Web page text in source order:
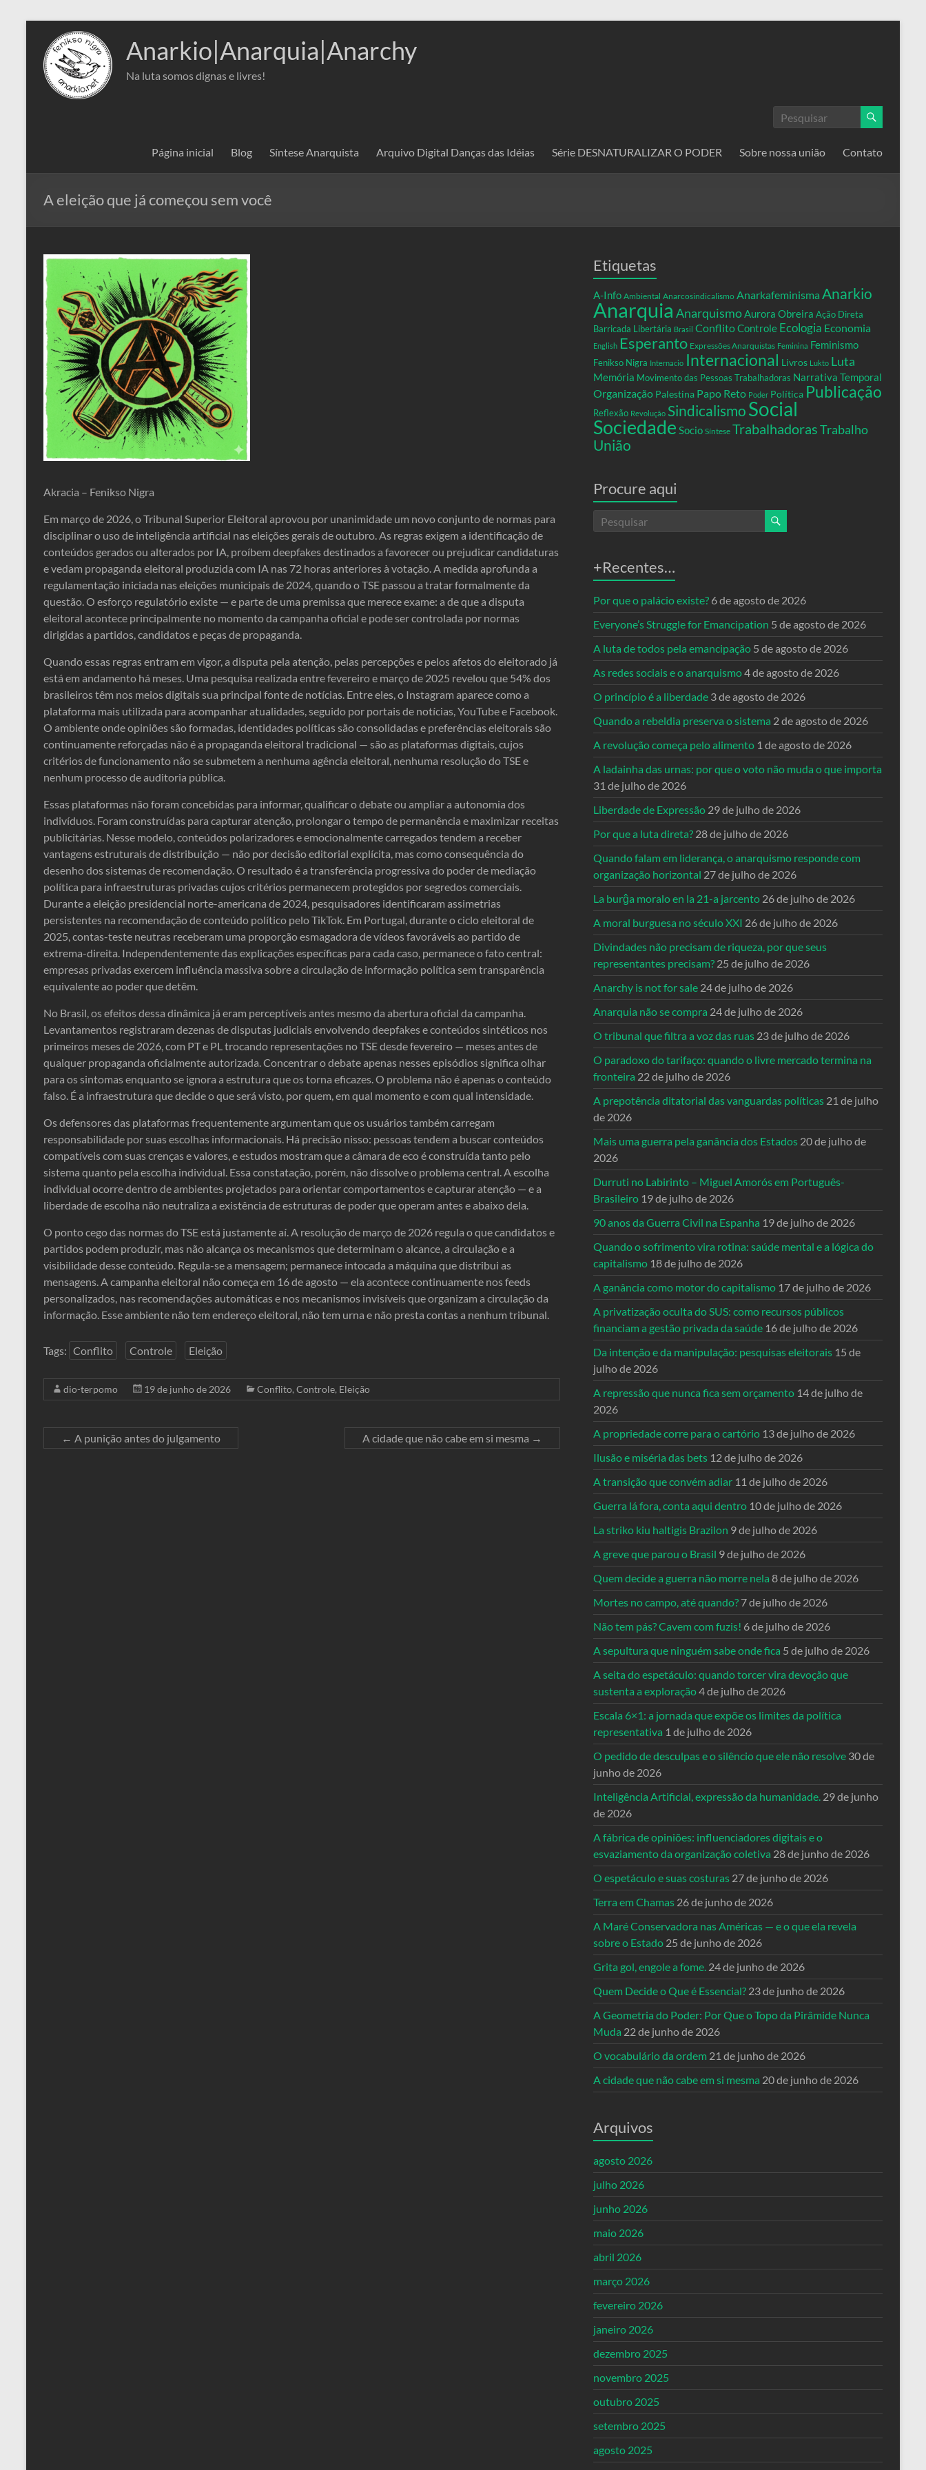
conteúdo
Anarkio|Anarquia|Anarchy
Na luta somos dignas e livres!
Página inicial Blog Síntese Anarquista Arquivo Digital Danças das Idéias Série DESNATURALIZAR O PODER Sobre nossa união Contato
A eleição que já começou sem você
Akracia – Fenikso Nigra
Em março de 2026, o Tribunal Superior Eleitoral aprovou por unanimidade um novo conjunto de normas para
disciplinar o uso de inteligência artificial nas eleições gerais de outubro. As regras exigem a identificação de
conteúdos gerados ou alterados por IA, proíbem deepfakes destinados a favorecer ou prejudicar candidaturas
e vedam propaganda eleitoral produzida com IA nas 72 horas anteriores à votação. A medida aprofunda a
regulamentação iniciada nas eleições municipais de 2024, quando o TSE passou a tratar formalmente da
questão. O esforço regulatório existe — e parte de uma premissa que merece exame: a de que a disputa
eleitoral acontece principalmente no momento da campanha oficial e pode ser controlada por normas
dirigidas a partidos, candidatos e peças de propaganda.
Quando essas regras entram em vigor, a disputa pela atenção, pelas percepções e pelos afetos do eleitorado já
está em andamento há meses. Uma pesquisa realizada entre fevereiro e março de 2025 revelou que 54% dos
brasileiros têm nos meios digitais sua principal fonte de notícias. Entre eles, o Instagram aparece como a
plataforma mais utilizada para acompanhar atualidades, seguido por portais de notícias, YouTube e Facebook.
O ambiente onde opiniões são formadas, identidades políticas são consolidadas e preferências eleitorais são
continuamente reforçadas não é a propaganda eleitoral tradicional — são as plataformas digitais, cujos
critérios de funcionamento não se submetem a nenhuma agência eleitoral, nenhuma resolução do TSE e
nenhum processo de auditoria pública.
Essas plataformas não foram concebidas para informar, qualificar o debate ou ampliar a autonomia dos
indivíduos. Foram construídas para capturar atenção, prolongar o tempo de permanência e maximizar receitas
publicitárias. Nesse modelo, conteúdos polarizadores e emocionalmente carregados tendem a receber
vantagens estruturais de distribuição — não por decisão editorial explícita, mas como consequência do
desenho dos sistemas de recomendação. O resultado é a transferência progressiva do poder de mediação
política para infraestruturas privadas cujos critérios permanecem protegidos por segredos comerciais.
Durante a eleição presidencial norte-americana de 2024, pesquisadores identificaram assimetrias
persistentes na recomendação de conteúdo político pelo TikTok. Em Portugal, durante o ciclo eleitoral de
2025, contas-teste neutras receberam uma proporção esmagadora de vídeos favoráveis ao partido de
extrema-direita. Independentemente das explicações específicas para cada caso, permanece o fato central:
empresas privadas exercem influência massiva sobre a circulação de informação política sem transparência
equivalente ao poder que detêm.
No Brasil, os efeitos dessa dinâmica já eram perceptíveis antes mesmo da abertura oficial da campanha.
Levantamentos registraram dezenas de disputas judiciais envolvendo deepfakes e conteúdos sintéticos nos
primeiros meses de 2026, com PT e PL trocando representações no TSE desde fevereiro — meses antes de
qualquer propaganda oficialmente autorizada. Concentrar o debate apenas nesses episódios significa olhar
para os sintomas enquanto se ignora a estrutura que os torna eficazes. O problema não é apenas o conteúdo
falso. É a infraestrutura que decide o que será visto, por quem, em qual momento e com qual intensidade.
Os defensores das plataformas frequentemente argumentam que os usuários também carregam
responsabilidade por suas escolhas informacionais. Há precisão nisso: pessoas tendem a buscar conteúdos
compatíveis com suas crenças e valores, e estudos mostram que a câmara de eco é construída tanto pelo
sistema quanto pela escolha individual. Essa constatação, porém, não dissolve o problema central. A escolha
individual ocorre dentro de ambientes projetados para orientar comportamentos e capturar atenção — e a
liberdade de escolha não neutraliza a existência de estruturas de poder que operam antes e abaixo dela.
O ponto cego das normas do TSE está justamente aí. A resolução de março de 2026 regula o que candidatos e
partidos podem produzir, mas não alcança os mecanismos que determinam o alcance, a circulação e a
visibilidade desse conteúdo. Regula-se a mensagem; permanece intocada a máquina que distribui as
mensagens. A campanha eleitoral não começa em 16 de agosto — ela acontece continuamente nos feeds
personalizados, nas recomendações automáticas e nos mecanismos invisíveis que organizam a circulação da
informação. Esse ambiente não tem endereço eleitoral, não tem urna e não presta contas a nenhum tribunal.
Tags: Conflito Controle Eleição
dio-terpomo 19 de junho de 2026 Conflito, Controle, Eleição
← A punição antes do julgamento A cidade que não cabe em si mesma →
Etiquetas
A-Info Ambiental Anarcosindicalismo Anarkafeminisma Anarkio
Anarquia AnarquismoAurora Obreira Ação Direta
Barricada Libertária Brasil ConflitoControle Ecologia Economia
English Esperanto Expressões Anarquistas Feminina Feminismo
Fenikso Nigra Internacio Internacional Livros Lukto Luta
Memória Movimento das Pessoas Trabalhadoras Narrativa Temporal
Organização Palestina Papo Reto Poder Política Publicação
Reflexão Revolução Sindicalismo Social
Sociedade Socio Síntese TrabalhadorasTrabalho
União
Procure aqui
+Recentes…
Por que o palácio existe? 6 de agosto de 2026
Everyone’s Struggle for Emancipation 5 de agosto de 2026
A luta de todos pela emancipação 5 de agosto de 2026
As redes sociais e o anarquismo4 de agosto de 2026
O princípio é a liberdade 3 de agosto de 2026
Quando a rebeldia preserva o sistema 2 de agosto de 2026
A revolução começa pelo alimento 1 de agosto de 2026
A ladainha das urnas: por que o voto não muda o que importa
31 de julho de 2026
Liberdade de Expressão 29 de julho de 2026
Por que a luta direta? 28 de julho de 2026
Quando falam em liderança, o anarquismo responde com
organização horizontal 27 de julho de 2026
La burĝa moralo en la 21-a jarcento 26 de julho de 2026
A moral burguesa no século XXI 26 de julho de 2026
Divindades não precisam de riqueza, por que seus
representantes precisam? 25 de julho de 2026
Anarchy is not for sale 24 de julho de 2026
Anarquia não se compra 24 de julho de 2026
O tribunal que filtra a voz das ruas 23 de julho de 2026
O paradoxo do tarifaço: quando o livre mercado termina na
fronteira 22 de julho de 2026
A prepotência ditatorial das vanguardas políticas 21 de julho
de 2026
Mais uma guerra pela ganância dos Estados 20 de julho de
2026
Durruti no Labirinto – Miguel Amorós em Português-
Brasileiro 19 de julho de 2026
90 anos da Guerra Civil na Espanha 19 de julho de 2026
Quando o sofrimento vira rotina: saúde mental e a lógica do
capitalismo 18 de julho de 2026
A ganância como motor do capitalismo 17 de julho de 2026
A privatização oculta do SUS: como recursos públicos
financiam a gestão privada da saúde 16 de julho de 2026
Da intenção e da manipulação: pesquisas eleitorais 15 de
julho de 2026
A repressão que nunca fica sem orçamento 14 de julho de
2026
A propriedade corre para o cartório 13 de julho de 2026
Ilusão e miséria das bets 12 de julho de 2026
A transição que convém adiar 11 de julho de 2026
Guerra lá fora, conta aqui dentro 10 de julho de 2026
La striko kiu haltigis Brazilon 9 de julho de 2026
A greve que parou o Brasil 9 de julho de 2026
Quem decide a guerra não morre nela 8 de julho de 2026
Mortes no campo, até quando? 7 de julho de 2026
Não tem pás? Cavem com fuzis! 6 de julho de 2026
A sepultura que ninguém sabe onde fica 5 de julho de 2026
A seita do espetáculo: quando torcer vira devoção que
sustenta a exploração4 de julho de 2026
Escala 6×1: a jornada que expõe os limites da política
representativa 1 de julho de 2026
O pedido de desculpas e o silêncio que ele não resolve 30 de
junho de 2026
Inteligência Artificial, expressão da humanidade. 29 de junho
de 2026
A fábrica de opiniões: influenciadores digitais e o
esvaziamento da organização coletiva 28 de junho de 2026
O espetáculo e suas costuras 27 de junho de 2026
Terra em Chamas 26 de junho de 2026
A Maré Conservadora nas Américas — e o que ela revela
sobre o Estado 25 de junho de 2026
Grita gol, engole a fome. 24 de junho de 2026
Quem Decide o Que é Essencial? 23 de junho de 2026
A Geometria do Poder: Por Que o Topo da Pirâmide Nunca
Muda 22 de junho de 2026
O vocabulário da ordem 21 de junho de 2026
A cidade que não cabe em si mesma 20 de junho de 2026
Arquivos
agosto 2026
julho 2026
junho 2026
maio 2026
abril 2026
março 2026
fevereiro 2026
janeiro 2026
dezembro 2025
novembro 2025
outubro 2025
setembro 2025
agosto 2025